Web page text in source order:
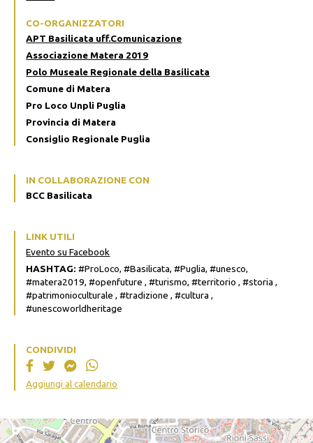
CO-ORGANIZZATORI
APT Basilicata uff.Comunicazione
Associazione Matera 2019
Polo Museale Regionale della Basilicata
Comune di Matera
Pro Loco Unpli Puglia
Provincia di Matera
Consiglio Regionale Puglia
IN COLLABORAZIONE CON
BCC Basilicata
LINK UTILI
Evento su Facebook
HASHTAG: #ProLoco, #Basilicata, #Puglia, #unesco,
#matera2019, #openfuture , #turismo, #territorio , #storia ,
#patrimonioculturale , #tradizione , #cultura ,
#unescoworldheritage
CONDIVIDI
Aggiungi al calendario